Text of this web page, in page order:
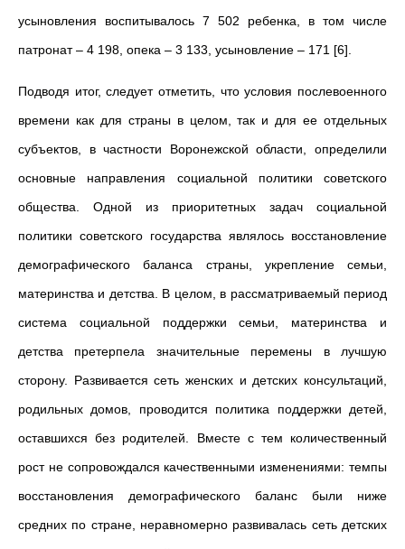
усыновления воспитывалось 7 502 ребенка, в том числе
патронат – 4 198, опека – 3 133, усыновление – 171 [6].
Подводя итог, следует отметить, что условия послевоенного
времени как для страны в целом, так и для ее отдельных
субъектов, в частности Воронежской области, определили
основные направления социальной политики советского
общества. Одной из приоритетных задач социальной
политики советского государства являлось восстановление
демографического баланса страны, укрепление семьи,
материнства и детства. В целом, в рассматриваемый период
система социальной поддержки семьи, материнства и
детства претерпела значительные перемены в лучшую
сторону. Развивается сеть женских и детских консультаций,
родильных домов, проводится политика поддержки детей,
оставшихся без родителей. Вместе с тем количественный
рост не сопровождался качественными изменениями: темпы
восстановления демографического баланс были ниже
средних по стране, неравномерно развивалась сеть детских